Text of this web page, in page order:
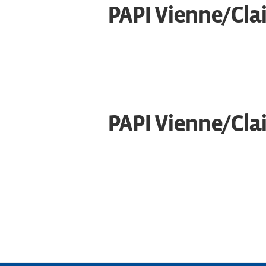
PAPI Vienne/
PAPI Vienne/